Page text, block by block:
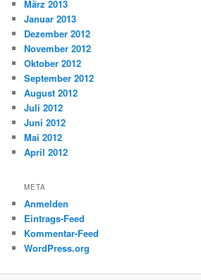
März 2013
Januar 2013
Dezember 2012
November 2012
Oktober 2012
September 2012
August 2012
Juli 2012
Juni 2012
Mai 2012
April 2012
META
Anmelden
Eintrags-Feed
Kommentar-Feed
WordPress.org